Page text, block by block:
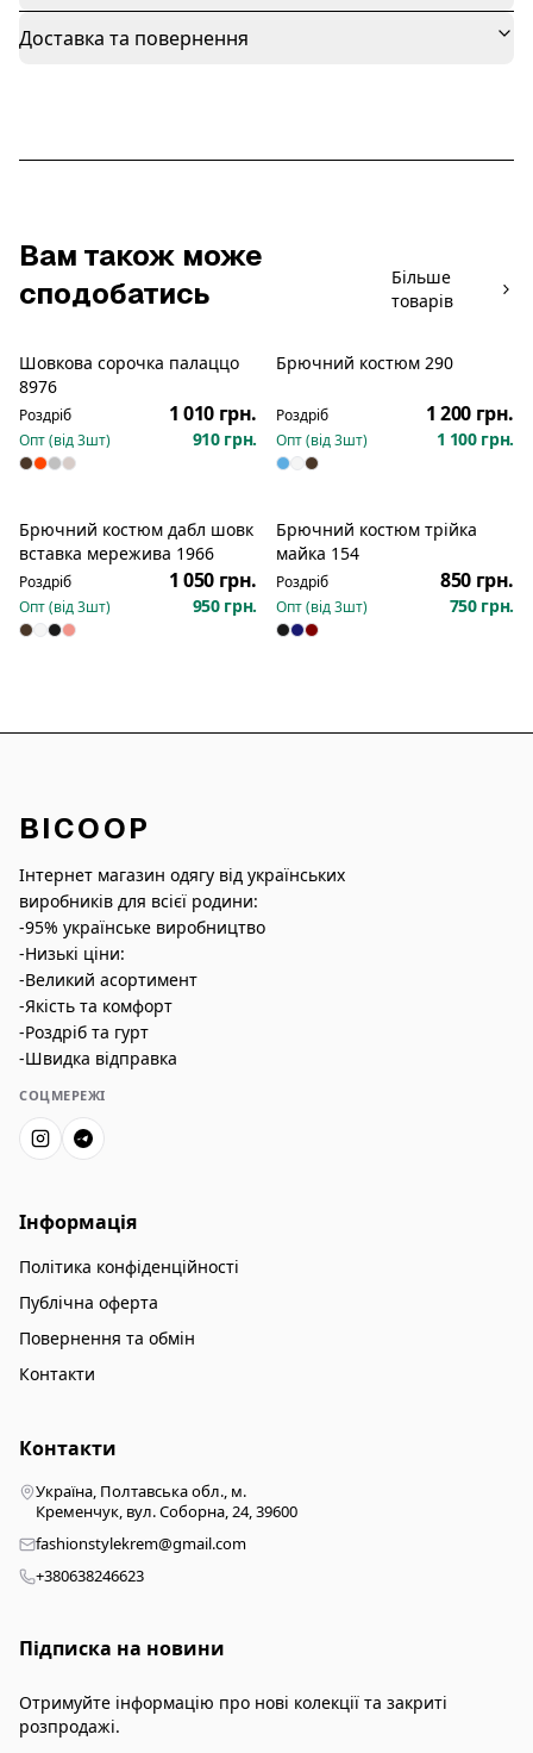
Доставка та повернення
Вам також може
сподобатись
Більше
товарів
Новинка
Шовкова сорочка палаццо
8976
Роздріб 1 010 грн.
Опт (від3шт) 910 грн.
Брючний костюм 290
Роздріб 1 200 грн.
Опт (від3шт) 1 100 грн.
Брючний костюм дабл шовк
вставка мережива 1966
Роздріб 1 050 грн.
Опт (від3шт) 950 грн.
Новинка
Брючний костюм трійка
майка 154
Роздріб 850 грн.
Опт (від3шт) 750 грн.
BICOOP
Інтернет магазин одягу від українських
виробників для всієї родини:
-95% українське виробництво
-Низькі ціни:
-Великий асортимент
-Якість та комфорт
-Роздріб та гурт
-Швидка відправка
СОЦМЕРЕЖІ
Інформація
Політика конфіденційності
Публічна оферта
Повернення та обмін
Контакти
Контакти
Україна, Полтавська обл., м.
Кременчук, вул. Соборна, 24, 39600
fashionstylekrem@gmail.com
+380638246623
Підписка на новини
Отримуйте інформацію про нові колекції та закриті
розпродажі.